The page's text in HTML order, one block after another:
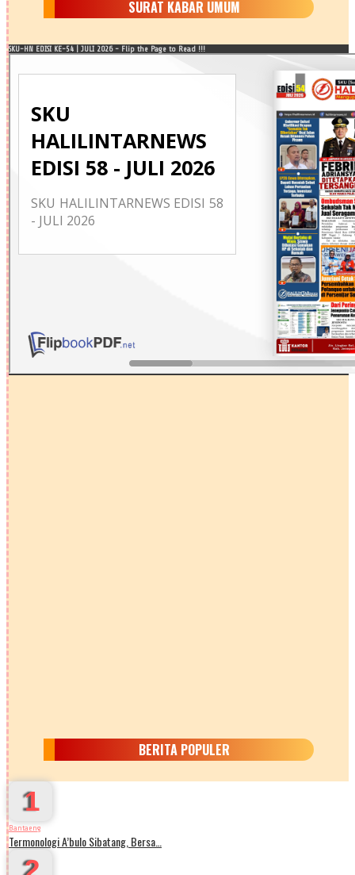
SURAT KABAR UMUM
SKU-HN EDISI KE-54 | JULI 2026 - Flip the Page to Read !!!
BERITA POPULER
1
Bantaeng
Termonologi A’bulo Sibatang, Bersa…